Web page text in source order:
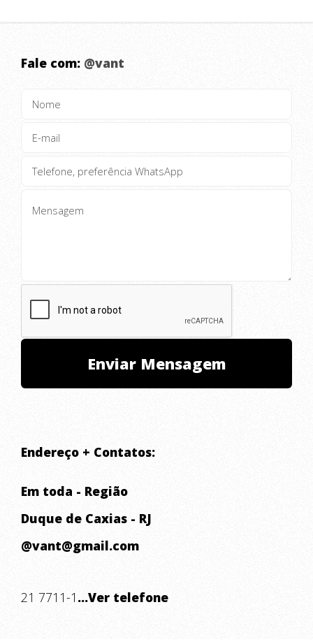
Fale com: @vant
Endereço + Contatos:
Em toda - Região
Duque de Caxias - RJ
@vant@gmail.com
21 7711-1 ...Ver telefone